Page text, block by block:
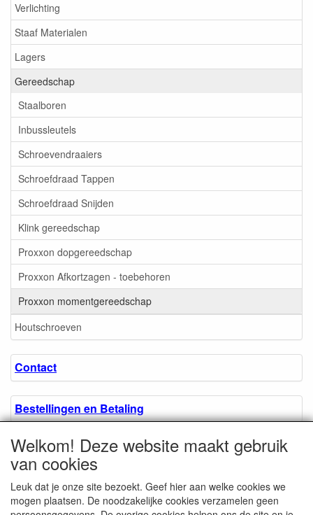
Verlichting
Staaf Materialen
Lagers
Gereedschap
Staalboren
Inbussleutels
Schroevendraaiers
Schroefdraad Tappen
Schroefdraad Snijden
Klink gereedschap
Proxxon dopgereedschap
Proxxon Afkortzagen - toebehoren
Proxxon momentgereedschap
Houtschroeven
Contact
Bestellingen en Betaling
Algemene voorwaarden
Over ons.
Welkom! Deze website maakt gebruik
van cookies
Leuk dat je onze site bezoekt. Geef hier aan welke cookies we
mogen plaatsen. De noodzakelijke cookies verzamelen geen